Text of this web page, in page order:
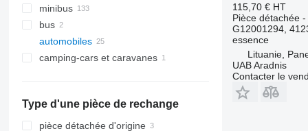
minibus
bus
automobiles
camping-cars et caravanes
Type d'une pièce de rechange
pièce détachée d'origine
115,70 € HT
Pièce détachée
G12001294,
essence
Lituanie,
UAB Aradnis
Contacter le